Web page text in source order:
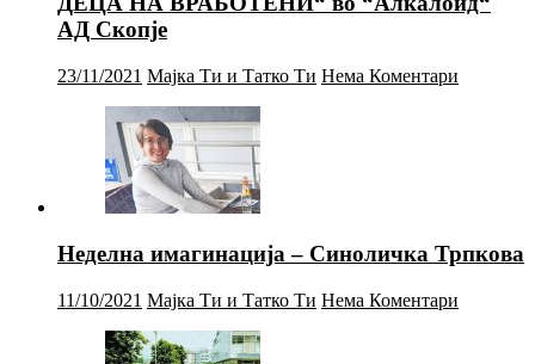
АД Скопје
23/11/2021 Мајка Ти и Татко Ти Нема Коментари
Неделна имагинација – Синоличка Трпкова
11/10/2021 Мајка Ти и Татко Ти Нема Коментари